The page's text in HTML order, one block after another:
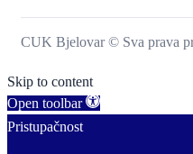
CUK Bjelovar © Sva prava
Skip to content
Open toolbar
Pristupačnost